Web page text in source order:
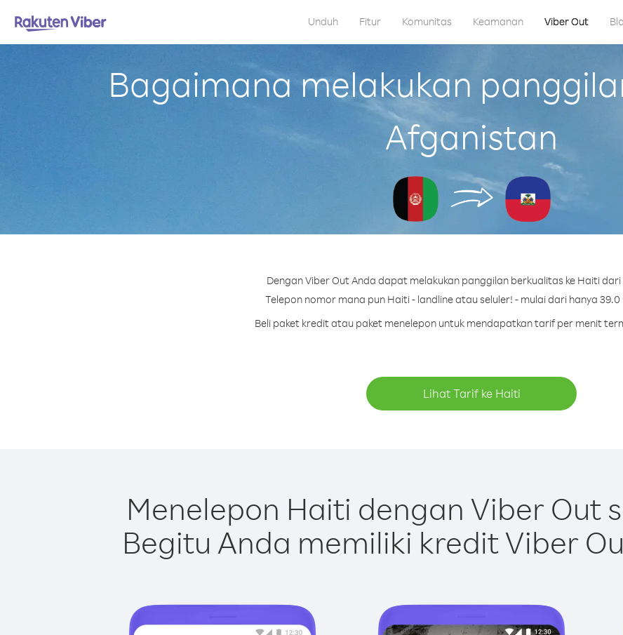
Unduh Fitur Komunitas Keamanan Viber Out
Bagaimana melakukan
Afganistan
Dengan Viber Out Anda dapat melakukan panggilan berkualitas ke Haiti
Telepon nomor mana pun Haiti - landline atau seluler! - mulai dari hanya
Beli paket kredit atau paket menelepon untuk mendapatkan tarif per menit
Lihat Tarif ke Haiti
Menelepon Haiti dengan Viber Out
Begitu Anda memiliki kredit Viber